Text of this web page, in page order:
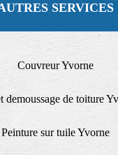
SERVICES
Couvreur Yvorne
demoussage de toiture
Peinture sur tuile Yvorne